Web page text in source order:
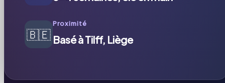
🇧🇪
Proximité
Basé à Tilff, Liège